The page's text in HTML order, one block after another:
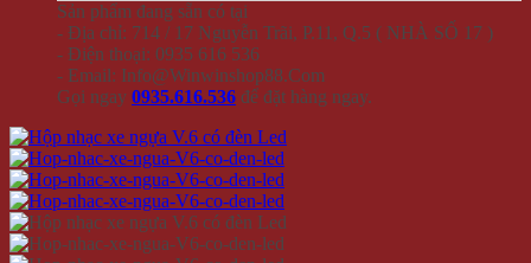
Sản phẩm đang sẵn có tại
- Địa chỉ: 714 / 17 Nguyễn Trãi, P.11, Q.5 ( NHÀ SỐ 17 )
- Điện thoại: 0935 616 536
- Email: Info@Winwinshop88.Com
Gọi ngay 0935.616.536 để đặt hàng ngay.